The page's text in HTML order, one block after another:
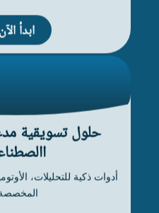
ابدأ
حلول تسويقية
أدوات ذكية للتحليلات،